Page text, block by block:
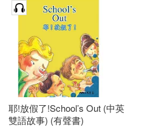
耶!放假了!School’s Out (中英
雙語故事) (有聲書)